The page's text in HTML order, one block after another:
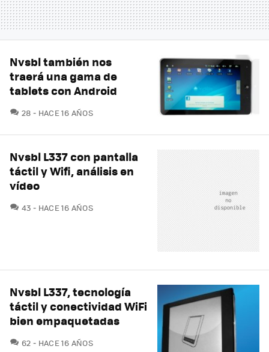
Nvsbl también nos
traerá una gama de
tablets con Android
28 COMENTARIOS
HACE 16 AÑOS
Nvsbl L337 con pantalla
táctil y Wifi, análisis en
vídeo
43 COMENTARIOS
HACE 16 AÑOS
Nvsbl L337, tecnología
táctil y conectividad WiFi
bien empaquetadas
62 COMENTARIOS
HACE 16 AÑOS